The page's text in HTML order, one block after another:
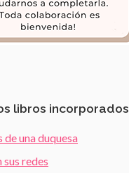
libros incorporados
de una duquesa
redes